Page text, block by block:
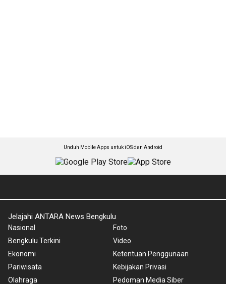
Unduh Mobile Apps untuk iOS dan Android
Jelajahi ANTARA News Bengkulu
Nasional
Bengkulu Terkini
Ekonomi
Pariwisata
Olahraga
Foto
Video
Ketentuan Penggunaan
Kebijakan Privasi
Pedoman Media Siber